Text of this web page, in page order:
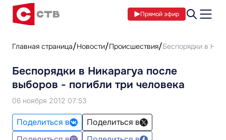
Прямой эфир
Главная страница Новости Происшествия Беспорядки в
Беспорядки в Никарагуа после
выборов - погибли три человека
06 ноября 2012 07:53
Поделиться в
Поделиться в